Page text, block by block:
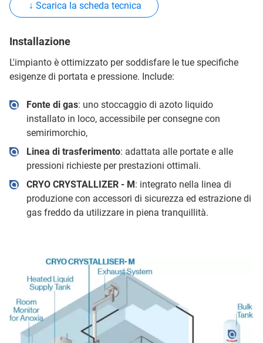
↓ Scarica la scheda tecnica
Installazione
L'impianto è ottimizzato per soddisfare le tue specifiche
esigenze di portata e pressione. Include:
Fonte di gas: uno stoccaggio di azoto liquido
installato in loco, accessibile per consegne con
semirimorchio,
Linea di trasferimento: adattata alle portate e alle
pressioni richieste per prestazioni ottimali.
CRYO CRYSTALLIZER - M : integrato nella linea di
produzione con accessori di sicurezza ed estrazione di
gas freddo da utilizzare in piena tranquillità.